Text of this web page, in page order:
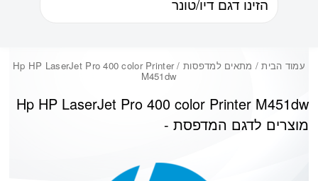
עמוד הבית / מתאים למדפסות / Hp HP LaserJet Pro 400 color Printer
M451dw‎
Hp HP LaserJet Pro 400 color Printer M451dw‎
מוצרים לדגם המדפסת -